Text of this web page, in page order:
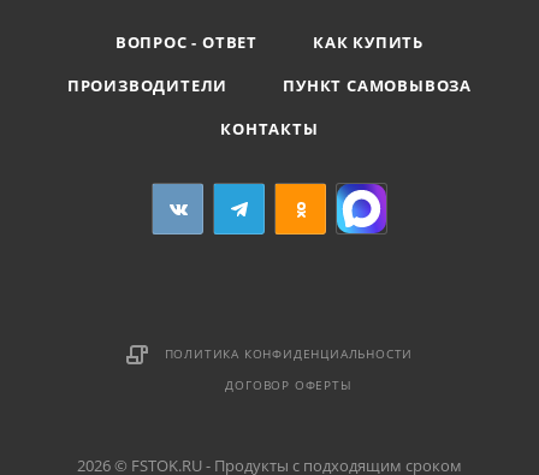
ВОПРОС - ОТВЕТ
КАК КУПИТЬ
ПРОИЗВОДИТЕЛИ
ПУНКТ САМОВЫВОЗА
КОНТАКТЫ
ПОЛИТИКА КОНФИДЕНЦИАЛЬНОСТИ
ДОГОВОР ОФЕРТЫ
2026 © FSTOK.RU - Продукты с подходящим сроком